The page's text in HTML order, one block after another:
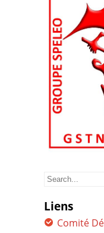
Search
Liens
Comité